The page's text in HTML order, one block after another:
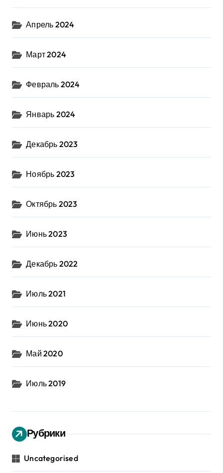
Апрель 2024
Март 2024
Февраль 2024
Январь 2024
Декабрь 2023
Ноябрь 2023
Октябрь 2023
Июнь 2023
Декабрь 2022
Июль 2021
Июнь 2020
Май 2020
Июль 2019
Рубрики
Uncategorised